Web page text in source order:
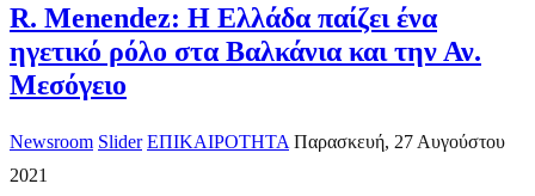
R. Menendez: Η Ελλάδα παίζει ένα
ηγετικό ρόλο στα Βαλκάνια και την Αν.
Μεσόγειο
Newsroom Slider ΕΠΙΚΑΙΡΟΤΗΤΑ Παρασκευή, 27 Αυγούστου
2021